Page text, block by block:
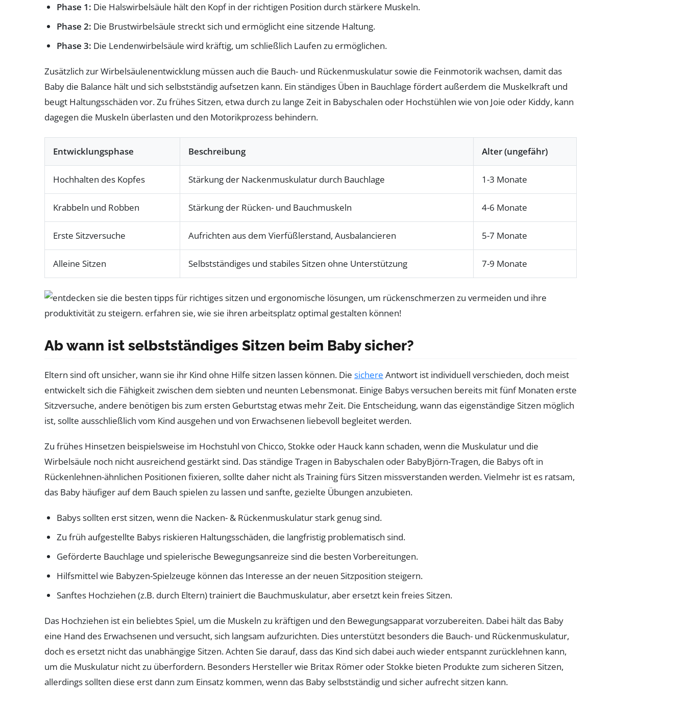
Phase 1: Die Halswirbelsäule hält den Kopf in der richtigen Position durch stärkere Muskeln.
Phase 2: Die Brustwirbelsäule streckt sich und ermöglicht eine sitzende Haltung.
Phase 3: Die Lendenwirbelsäule wird kräftig, um schließlich Laufen zu ermöglichen.
Zusätzlich zur Wirbelsäulenentwicklung müssen auch die Bauch- und Rückenmuskulatur sowie die Feinmotorik wachsen, damit das
Baby die Balance hält und sich selbstständig aufsetzen kann. Ein ständiges Üben in Bauchlage fördert außerdem die Muskelkraft und
beugt Haltungsschäden vor. Zu frühes Sitzen, etwa durch zu lange Zeit in Babyschalen oder Hochstühlen wie von Joie oder Kiddy, kann
dagegen die Muskeln überlasten und den Motorikprozess behindern.
Entwicklungsphase Beschreibung Alter (ungefähr)
Hochhalten des Kopfes Stärkung der Nackenmuskulatur durch Bauchlage 1-3 Monate
Krabbeln und Robben Stärkung der Rücken- und Bauchmuskeln 4-6 Monate
Erste Sitzversuche Aufrichten aus dem Vierfüßlerstand, Ausbalancieren 5-7 Monate
Alleine Sitzen Selbstständiges und stabiles Sitzen ohne Unterstützung 7-9 Monate
Ab wann ist selbstständiges Sitzen beim Baby sicher?
Eltern sind oft unsicher, wann sie ihr Kind ohne Hilfe sitzen lassen können. Die sichere Antwort ist individuell verschieden, doch meist
entwickelt sich die Fähigkeit zwischen dem siebten und neunten Lebensmonat. Einige Babys versuchen bereits mit fünf Monaten erste
Sitzversuche, andere benötigen bis zum ersten Geburtstag etwas mehr Zeit. Die Entscheidung, wann das eigenständige Sitzen möglich
ist, sollte ausschließlich vom Kind ausgehen und von Erwachsenen liebevoll begleitet werden.
Zu frühes Hinsetzen beispielsweise im Hochstuhl von Chicco, Stokke oder Hauck kann schaden, wenn die Muskulatur und die
Wirbelsäule noch nicht ausreichend gestärkt sind. Das ständige Tragen in Babyschalen oder BabyBjörn-Tragen, die Babys oft in
Rückenlehnen-ähnlichen Positionen fixieren, sollte daher nicht als Training fürs Sitzen missverstanden werden. Vielmehr ist es ratsam,
das Baby häufiger auf dem Bauch spielen zu lassen und sanfte, gezielte Übungen anzubieten.
Babys sollten erst sitzen, wenn die Nacken- & Rückenmuskulatur stark genug sind.
Zu früh aufgestellte Babys riskieren Haltungsschäden, die langfristig problematisch sind.
Geförderte Bauchlage und spielerische Bewegungsanreize sind die besten Vorbereitungen.
Hilfsmittel wie Babyzen-Spielzeuge können das Interesse an der neuen Sitzposition steigern.
Sanftes Hochziehen (z.B. durch Eltern) trainiert die Bauchmuskulatur, aber ersetzt kein freies Sitzen.
Das Hochziehen ist ein beliebtes Spiel, um die Muskeln zu kräftigen und den Bewegungsapparat vorzubereiten. Dabei hält das Baby
eine Hand des Erwachsenen und versucht, sich langsam aufzurichten. Dies unterstützt besonders die Bauch- und Rückenmuskulatur,
doch es ersetzt nicht das unabhängige Sitzen. Achten Sie darauf, dass das Kind sich dabei auch wieder entspannt zurücklehnen kann,
um die Muskulatur nicht zu überfordern. Besonders Hersteller wie Britax Römer oder Stokke bieten Produkte zum sicheren Sitzen,
allerdings sollten diese erst dann zum Einsatz kommen, wenn das Baby selbstständig und sicher aufrecht sitzen kann.